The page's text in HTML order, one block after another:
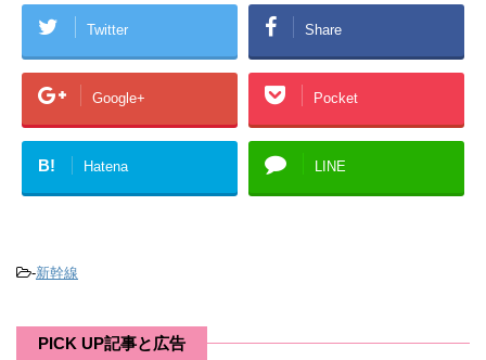
Twitter Share
Google+ Pocket
B! Hatena LINE
-新幹線
PICK UP記事と広告